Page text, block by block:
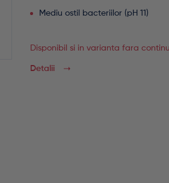
Mediu ostil bacteriilor (pH 11)
Disponibil si in varianta fara
Detalii